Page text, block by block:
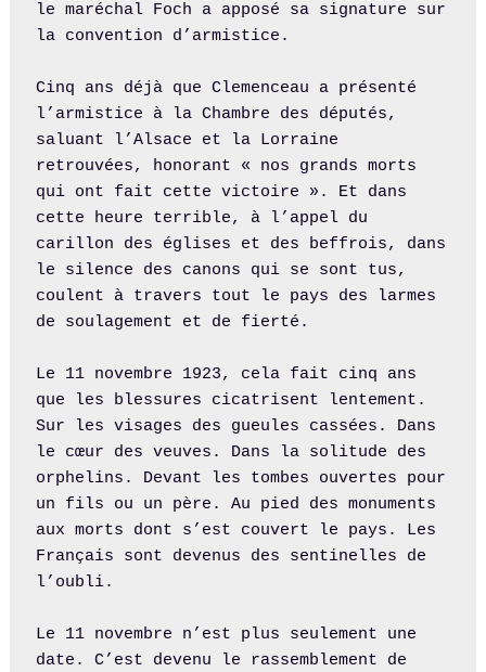
le maréchal Foch a apposé sa signature sur
la convention d’armistice.
Cinq ans déjà que Clemenceau a présenté
l’armistice à la Chambre des députés,
saluant l’Alsace et la Lorraine
retrouvées, honorant « nos grands morts
qui ont fait cette victoire ». Et dans
cette heure terrible, à l’appel du
carillon des églises et des beffrois, dans
le silence des canons qui se sont tus,
coulent à travers tout le pays des larmes
de soulagement et de fierté.
Le 11 novembre 1923, cela fait cinq ans
que les blessures cicatrisent lentement.
Sur les visages des gueules cassées. Dans
le cœur des veuves. Dans la solitude des
orphelins. Devant les tombes ouvertes pour
un fils ou un père. Au pied des monuments
aux morts dont s’est couvert le pays. Les
Français sont devenus des sentinelles de
l’oubli.
Le 11 novembre n’est plus seulement une
date. C’est devenu le rassemblement de